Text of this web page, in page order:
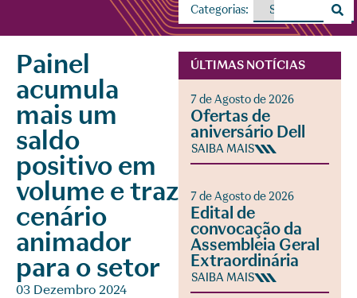
Categorias:
Painel
acumula
mais um
saldo
positivo em
volume e traz
cenário
animador
para o setor
03 Dezembro 2024
ÚLTIMAS NOTÍCIAS
7 de Agosto de 2026
Ofertas de
aniversário Dell
SAIBA MAIS
7 de Agosto de 2026
Edital de
convocação da
Assembleia Geral
Extraordinária
SAIBA MAIS